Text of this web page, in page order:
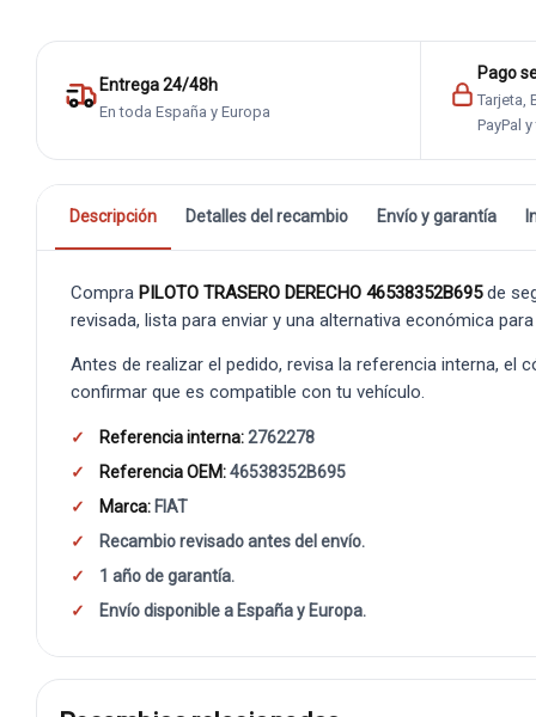
Entrega 24/48h
En toda España y Europa
Pago
Tarjeta,
PayPal
Descripción Detalles del recambio Envío y garantía
Compra PILOTO TRASERO DERECHO 46538352B695de
revisada, lista para enviar y una alternativa económica
Antes de realizar el pedido, revisa la referencia interna, el
confirmar que es compatible con tu vehículo.
Referencia interna:2762278
Referencia OEM:46538352B695
Marca: FIAT
Recambio revisado antes del envío.
1 año de garantía.
Envío disponible a España y Europa.